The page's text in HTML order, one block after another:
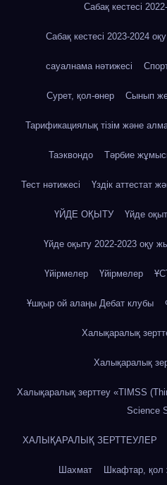
Сабақ кестесі
Сабақ кестесі 2023-2024
сауалнама нәтижесі
Сурет, қол-өнер Сынып
Тарификациялық тізім және
Таэквондо Тәрбие
Тест нәтижесі Үздік аттестат
ҮЙДЕ ОҚЫТУ Үйде
Үйде оқыту 2022-2023 оқу
Үйірмелер Үйірмелер
Ұшқыр ой алаңы Дебат клубы
Халықаралық
Халықаралық
Халықаралық зерттеу «TIMSS
Science
ХАЛЫҚАРАЛЫҚ ЗЕРТТЕУЛЕР
Шахмат Шкафтар, қол